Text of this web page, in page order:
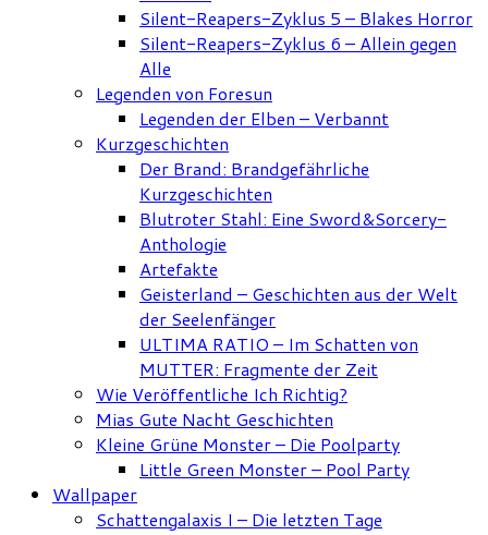
Silent-Reapers-Zyklus 5 – Blakes Horror
Silent-Reapers-Zyklus 6 – Allein gegen
Alle
Legenden von Foresun
Legenden der Elben – Verbannt
Kurzgeschichten
Der Brand: Brandgefährliche
Kurzgeschichten
Blutroter Stahl: Eine Sword&Sorcery-
Anthologie
Artefakte
Geisterland – Geschichten aus der Welt
der Seelenfänger
ULTIMA RATIO – Im Schatten von
MUTTER: Fragmente der Zeit
Wie Veröffentliche Ich Richtig?
Mias Gute Nacht Geschichten
Kleine Grüne Monster – Die Poolparty
Little Green Monster – Pool Party
Wallpaper
Schattengalaxis I – Die letzten Tage